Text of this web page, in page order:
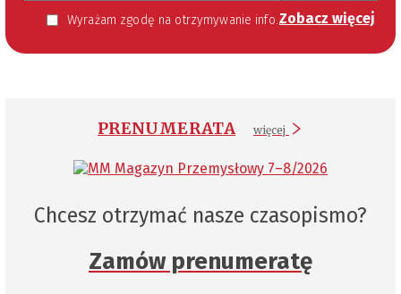
Wyrażam zgodę na otrzymywanie informacji handlowej kierowanej do mnie za pomocą środków komunikacji elektronicznej w szczególności poczty elektronicznej zgodnie z przepisem art. 10 ust 2 ustawy z dnia 18 lipca 2002 roku o świadczeniu usług drogą elektroniczną (Dz. U. 144 z 2002 r. poz. 1204). Zgoda jest dobrowolna, jednak jej wyrażenie jest konieczne, aby otrzymywać newsletter. Zobacz więcej
PRENUMERATA więcej
Chcesz otrzymać nasze czasopismo?
Zamów prenumeratę